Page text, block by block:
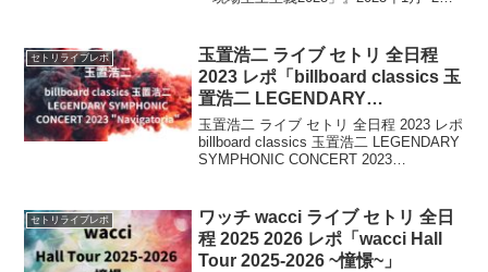
のZep...
セトリライブレポ
玉置浩二 ライブ セトリ 全日程
2023 レポ「billboard classics 玉
置浩二 LEGENDARY
SYMPHONIC CONCERT 2023
“Navigatoria”」
玉置浩二 ライブ セトリ 全日程 2023 レポ
billboard classics 玉置浩二 LEGENDARY
SYMPHONIC CONCERT 2023
セトリライブレポ
ワッチ wacci ライブ セトリ 全日
程 2025 2026 レポ「wacci Hall
Tour 2025-2026 ~憧憬~」